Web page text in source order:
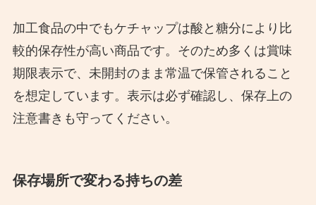
加工食品の中でもケチャップは酸と糖分により比
較的保存性が高い商品です。そのため多くは賞味
期限表示で、未開封のまま常温で保管されること
を想定しています。表示は必ず確認し、保存上の
注意書きも守ってください。
保存場所で変わる持ちの差